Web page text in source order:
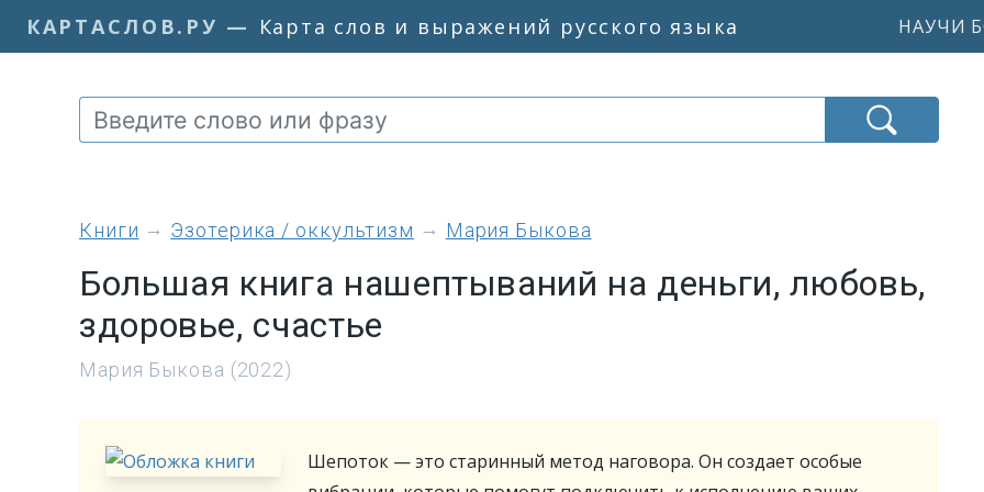
КАРТАСЛОВ.РУ — Карта слов и выражений русского языка НАУЧИ
книги Эзотерика / оккультизм Мария Быкова
Большая книга нашептываний на деньги, любовь,
здоровье, счастье
Мария Быкова (2022)
Шепоток — это старинный метод наговора. Он создает особые